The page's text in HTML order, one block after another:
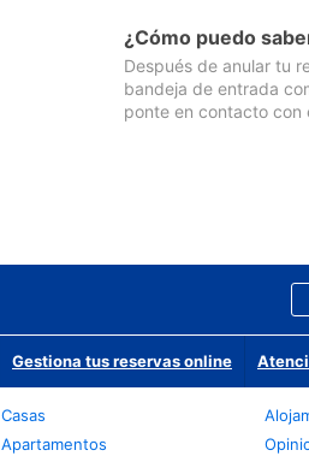
¿Cómo puedo
Después de anular tu
bandeja de entrada
ponte en contacto con
Gestiona tus reservas online
Casas
Apartamentos